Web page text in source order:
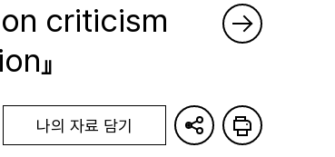
criticism
』
나의 자료 담기